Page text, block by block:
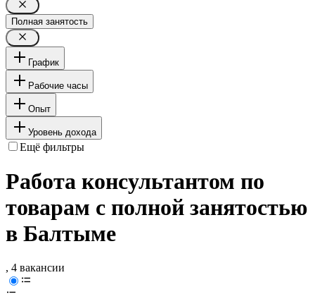
Полная занятость
График
Рабочие часы
Опыт
Уровень дохода
Ещё фильтры
Работа консультантом по
товарам с полной занятостью
в Балтыме
, 4 вакансии